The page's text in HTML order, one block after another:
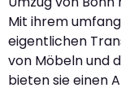
Mit ihrem
eigentlichen
von Möbeln und
bieten sie einen